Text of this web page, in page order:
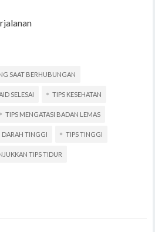
SAAT BERHUBUNGAN
SELESAI TIPS KESEHATAN
TIPS MENGATASI BADAN LEMAS
DARAH TINGGI TIPS TINGGI
TIPS TIDUR